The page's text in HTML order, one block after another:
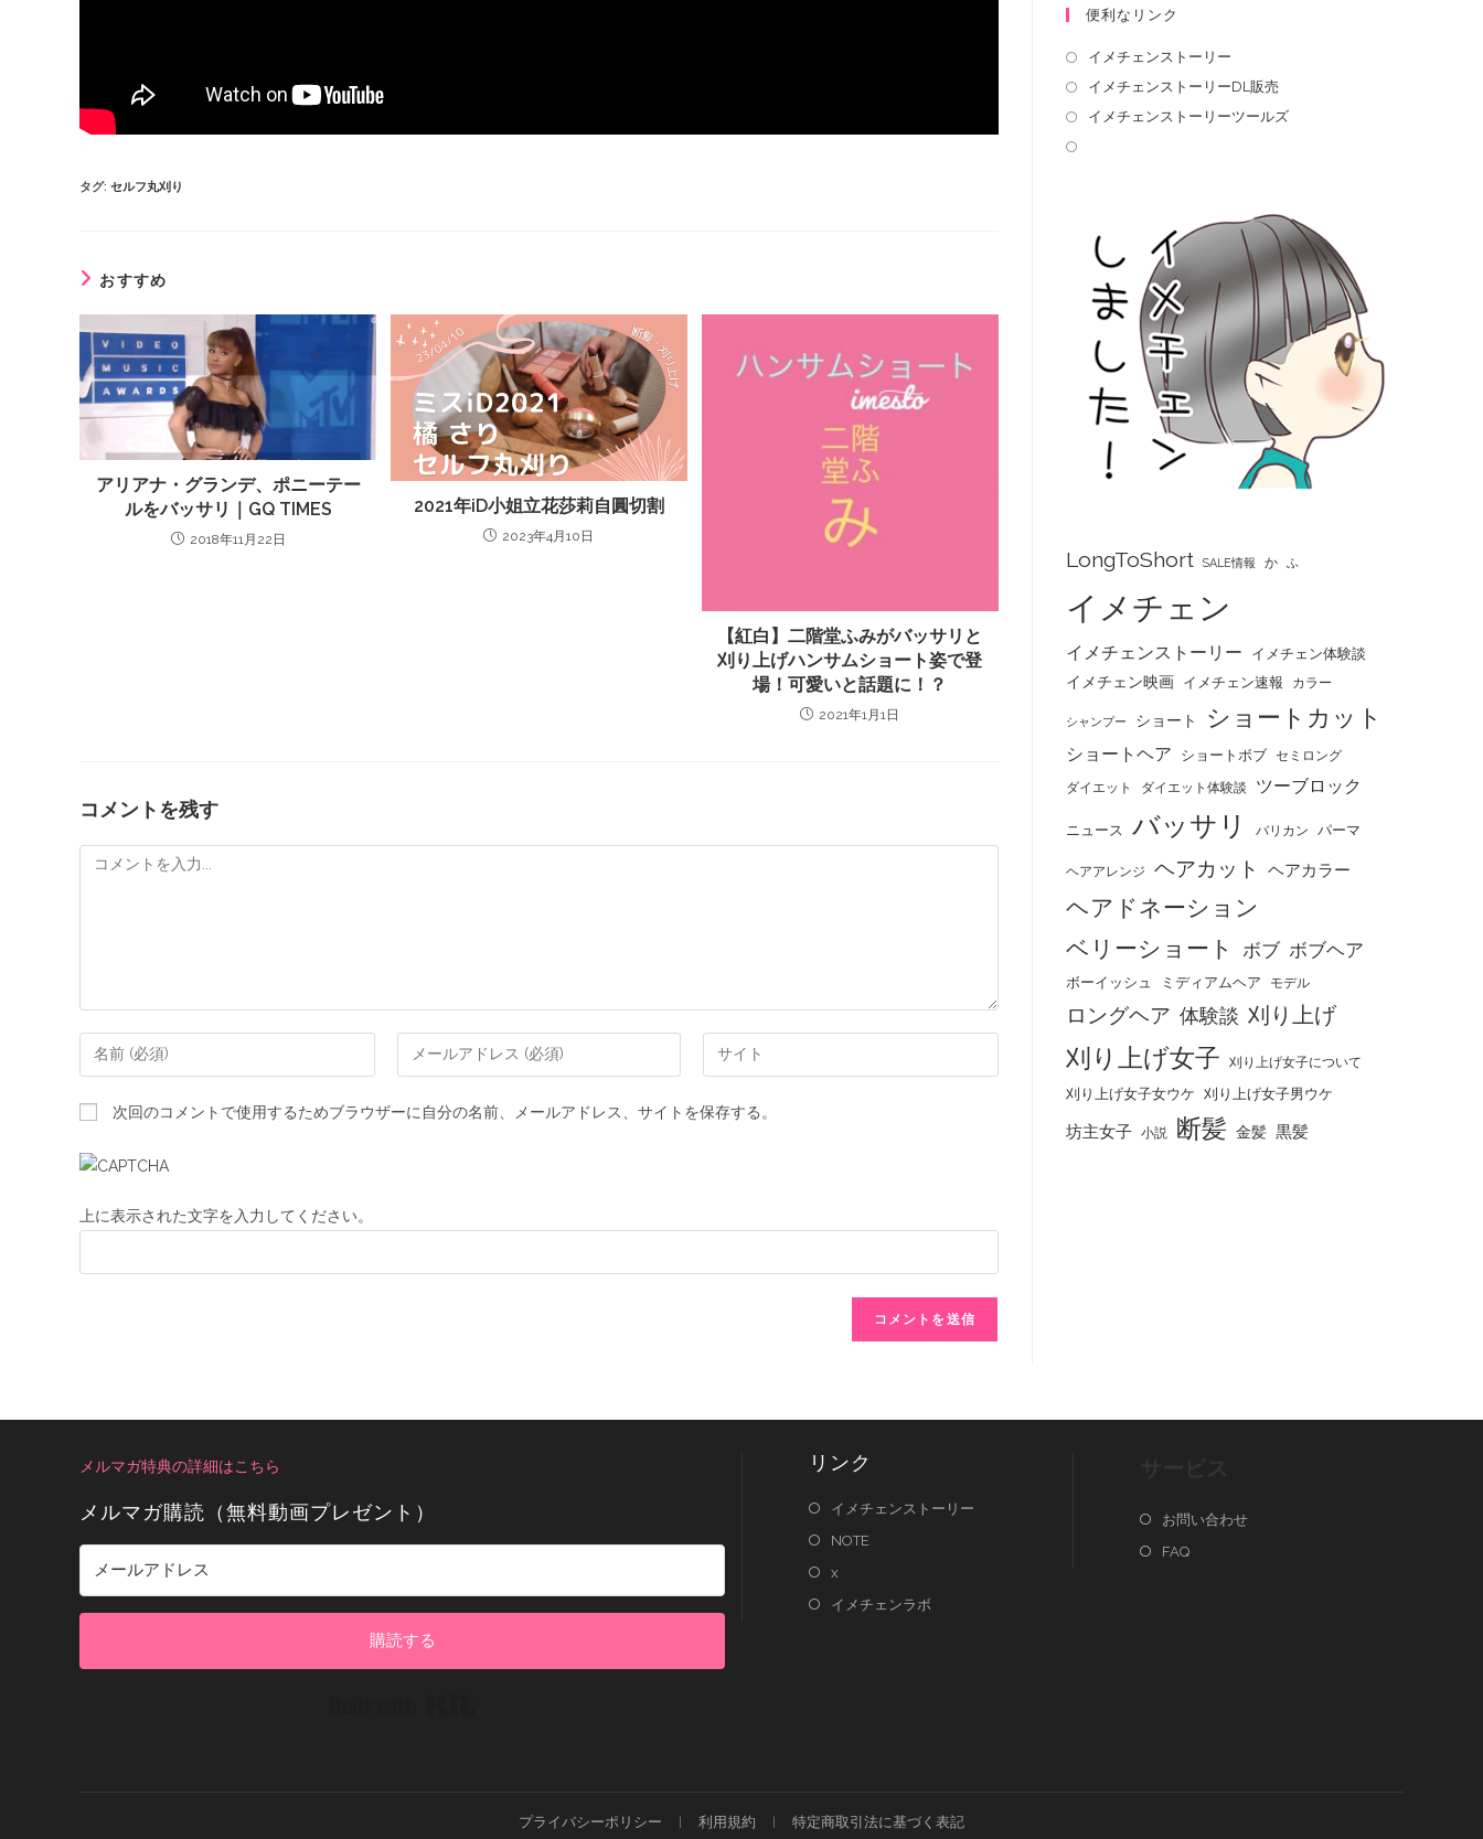
タグ: セルフ丸刈り
おすすめ
アリアナ・グランデ、ポニーテー
ルをバッサリ｜GQ TIMES
2018年11月22日
2021年iD小姐立花莎莉自圓切割
2023年4月10日
【紅白】二階堂ふみがバッサリと
刈り上げハンサムショート姿で登
場！可愛いと話題に！？
2021年1月1日
コメントを残す
次回のコメントで使用するためブラウザーに自分の名前、メールアドレス、サイトを保存する。
上に表示された文字を入力してください。
便利なリンク
イメチェンストーリー
イメチェンストーリーDL販売
イメチェンストーリーツールズ
LongToShort SALE情報 か ふ
イメチェン
イメチェンストーリー イメチェン体験談
イメチェン映画 イメチェン速報 カラー
シャンプー ショート ショートカット
ショートヘア ショートボブ セミロング
ダイエット ダイエット体験談 ツーブロック
ニュース バッサリ バリカン パーマ
ヘアアレンジ ヘアカット ヘアカラー
ヘアドネーション
ベリーショート
ボブ ボブヘア
ボーイッシュ ミディアムヘア モデル
ロングヘア 体験談 刈り上げ
刈り上げ女子 刈り上げ女子について
刈り上げ女子女ウケ 刈り上げ女子男ウケ
坊主女子 小説 断髪 金髪 黒髪
メルマガ特典の詳細はこちら
メルマガ購読（無料動画プレゼント）
購読する
リンク
イメチェンストーリー
NOTE
x
イメチェンラボ
お問い合わせ
FAQ
プライバシーポリシー 利用規約 特定商取引法に基づく表記